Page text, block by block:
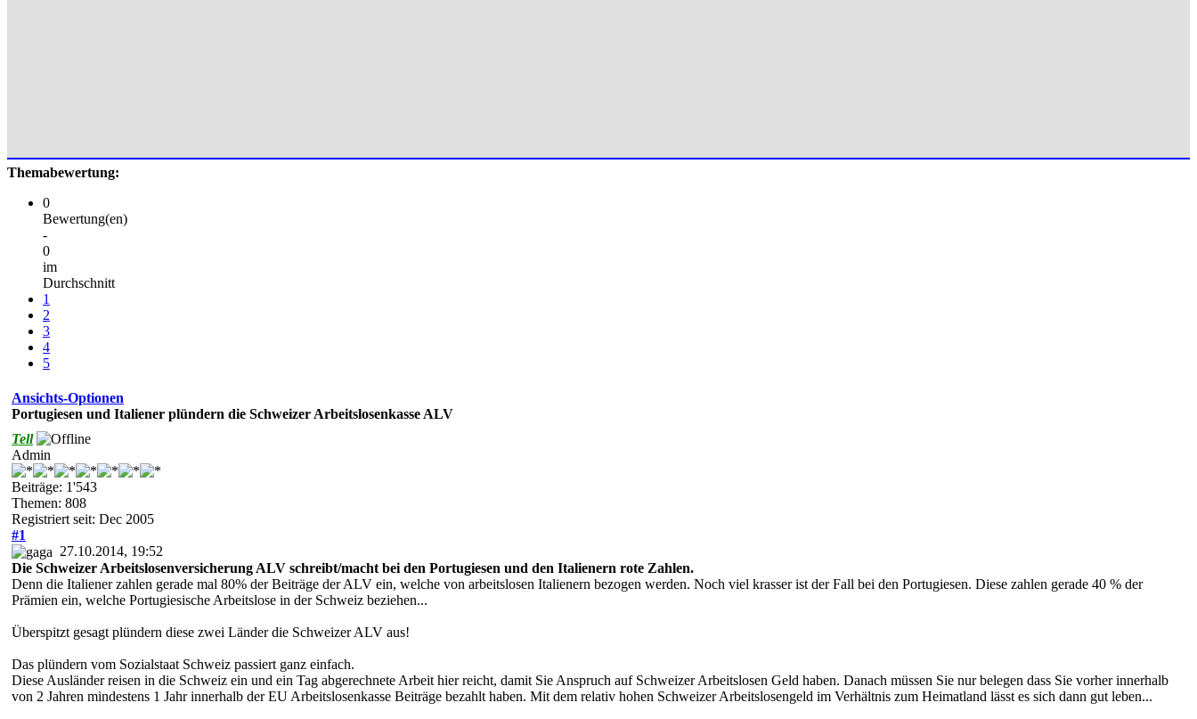
Themabewertung:
0
Bewertung(en)
-
0
im
Durchschnitt
1
2
3
4
5
Ansichts-Optionen
Portugiesen und Italiener plündern die Schweizer Arbeitslosenkasse ALV
Tell
Admin
Beiträge: 1'543
Themen: 808
Registriert seit: Dec 2005
#1
27.10.2014, 19:52
Die Schweizer Arbeitslosenversicherung ALV schreibt/macht bei den Portugiesen und den Italienern rote Zahlen.
Denn die Italiener zahlen gerade mal 80% der Beiträge der ALV ein, welche von arbeitslosen Italienern bezogen werden. Noch viel krasser ist der Fall bei den Portugiesen. Diese zahlen gerade 40 % der
Prämien ein, welche Portugiesische Arbeitslose in der Schweiz beziehen...
Überspitzt gesagt plündern diese zwei Länder die Schweizer ALV aus!
Das plündern vom Sozialstaat Schweiz passiert ganz einfach.
Diese Ausländer reisen in die Schweiz ein und ein Tag abgerechnete Arbeit hier reicht, damit Sie Anspruch auf Schweizer Arbeitslosen Geld haben. Danach müssen Sie nur belegen dass Sie vorher innerhalb
von 2 Jahren mindestens 1 Jahr innerhalb der EU Arbeitslosenkasse Beiträge bezahlt haben. Mit dem relativ hohen Schweizer Arbeitslosengeld im Verhältnis zum Heimatland lässt es sich dann gut leben...